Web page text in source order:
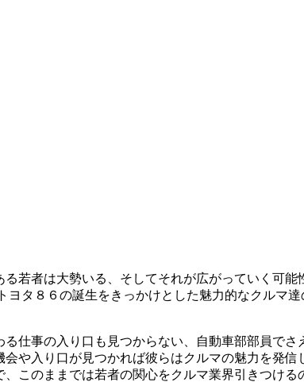
若者は大勢いる、そしてそれが広がっていく可能
タ８６の誕生をきっかけとした魅力的なクルマ
仕事の入り口も見つからない、自動車部部員で
や入り口が見つかれば彼らはクルマの魅力を発
このままでは若者の関心をクルマ業界引きつける